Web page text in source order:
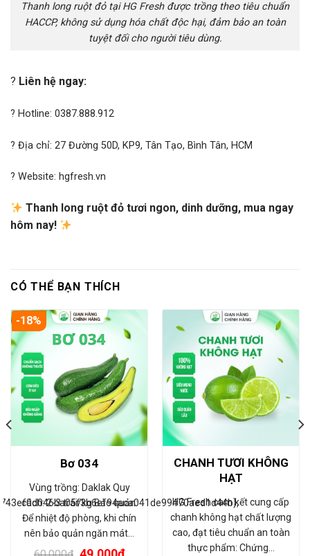
Thanh long ruột đỏ tại HG Fresh được trồng theo tiêu chuẩn
HACCP, không sử dụng hóa chất độc hại, đảm bảo an toàn
tuyệt đối cho người tiêu dùng.
? Liên hệ ngay:
? Hotline: 0387.888.912
? Địa chỉ: 27 Đường 50D, KP9, Tân Tạo, Bình Tân, HCM
? Website: hgfresh.vn
Thanh long ruột đỏ tươi ngon, dinh dưỡng, mua ngay
hôm nay!
CÓ THỂ BẠN THÍCH
-18%
Bơ 034
Vùng trồng: Daklak Quy
cách: 2-3 trái/kg Bảo quản:
Để nhiệt độ phòng, khi chín
nên bảo quản ngăn mát…
CHANH TƯƠI KHÔNG
HẠT
HG Fresh cam kết cung cấp
chanh không hạt chất lượng
cao, đạt tiêu chuẩn an toàn
thực phẩm: Chứng…